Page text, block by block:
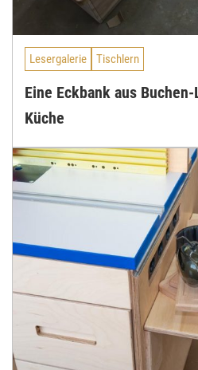
Lesergalerie Tischlern
Eine Eckbank aus
Küche